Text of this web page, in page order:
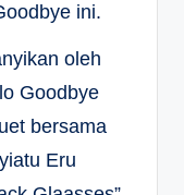
ini.
oleh
Goodbye
bersama
Eru